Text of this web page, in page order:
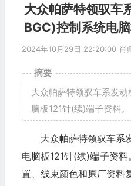
大众帕萨特领驭车
BGC)控制系统电
2024年10月29日 22:20:00 肖
摘要
大众帕萨特领驭车系发
脑板121针(续)端子资料。
大众帕萨特领驭车系
电脑板121针(续)端子资
置、线束颜色和原厂资料